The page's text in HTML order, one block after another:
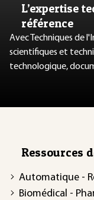
L’expertise
référence
Avec Techniques de
scientifiques et
technologique,
Ressources
Automatique -
Biomédical -